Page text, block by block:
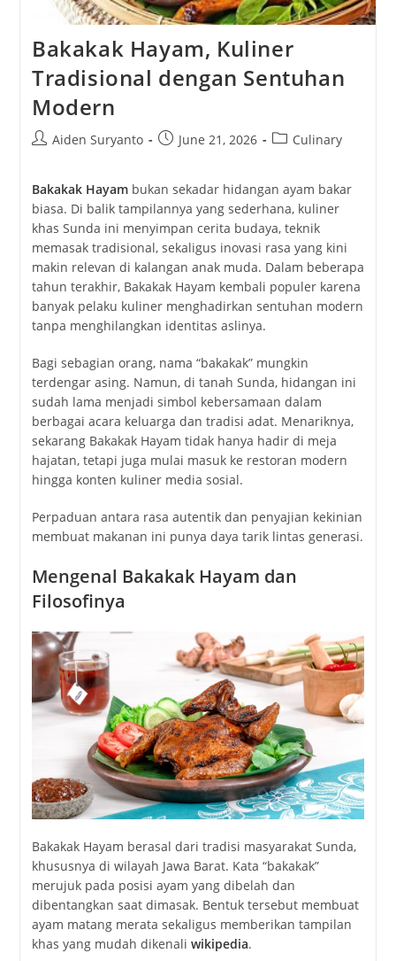
Bakakak Hayam, Kuliner
Tradisional dengan Sentuhan
Modern
PostAiden Suryanto
PostJune 21, 2026
PostCulinary
Bakakak Hayambukan sekadar hidangan ayam bakar
biasa. Di balik tampilannya yang sederhana, kuliner
khas Sunda ini menyimpan cerita budaya, teknik
memasak tradisional, sekaligus inovasi rasa yang kini
makin relevan di kalangan anak muda. Dalam beberapa
tahun terakhir, Bakakak Hayam kembali populer karena
banyak pelaku kuliner menghadirkan sentuhan modern
tanpa menghilangkan identitas aslinya.
Bagi sebagian orang, nama “bakakak” mungkin
terdengar asing. Namun, di tanah Sunda, hidangan ini
sudah lama menjadi simbol kebersamaan dalam
berbagai acara keluarga dan tradisi adat. Menariknya,
sekarang Bakakak Hayam tidak hanya hadir di meja
hajatan, tetapi juga mulai masuk ke restoran modern
hingga konten kuliner media sosial.
Perpaduan antara rasa autentik dan penyajian kekinian
membuat makanan ini punya daya tarik lintas generasi.
Mengenal Bakakak Hayam dan
Filosofinya
Bakakak Hayam berasal dari tradisi masyarakat Sunda,
khususnya di wilayah Jawa Barat. Kata “bakakak”
merujuk pada posisi ayam yang dibelah dan
dibentangkan saat dimasak. Bentuk tersebut membuat
ayam matang merata sekaligus memberikan tampilan
khas yang mudah dikenali wikipedia.